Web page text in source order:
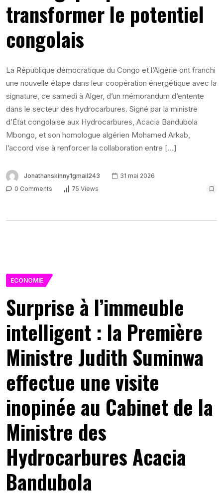
transformer le potentiel
congolais
La République démocratique du Congo et l’Algérie ont franchi
une nouvelle étape dans leur coopération énergétique avec la
signature, ce samedi à Alger, d’un mémorandum d’entente
dans le secteur des hydrocarbures. Signé par la ministre
d’État congolaise aux Hydrocarbures, Acacia Bandubola
Mbongo, et son homologue algérien Mohamed Arkab,
l’accord vise à renforcer la collaboration entre […]
Jonathanskinny1gmail243
31 mai 2026
0 Comments
75 Views
ECONOMIE
Surprise à l’immeuble
intelligent : la Première
Ministre Judith Suminwa
effectue une visite
inopinée au Cabinet de la
Ministre des
Hydrocarbures Acacia
Bandubola